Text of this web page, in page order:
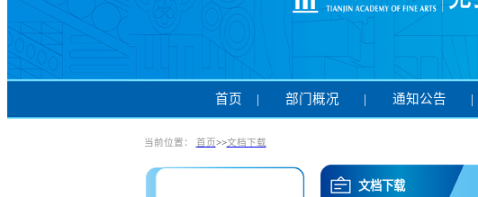
首页 | 部门概况 | 通知公告 |
当前位置： 首页>>文档下载
文档下载